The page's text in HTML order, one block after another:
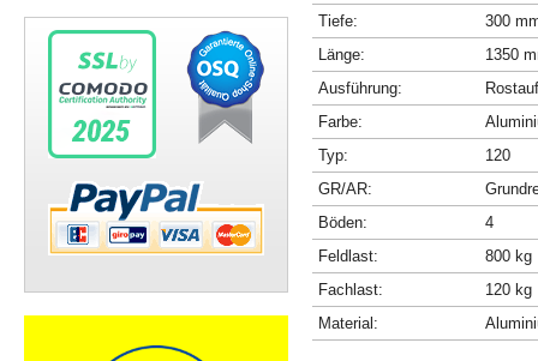
Tiefe:
300
Länge:
1350
Ausführung:
Farbe:
Typ:
120
GR/AR:
Böden:
4
Feldlast:
800 kg
Fachlast:
120 kg
Material: